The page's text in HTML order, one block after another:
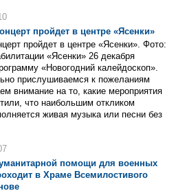
пройдет в центре «Ясенки»
пройдет в центре «Ясенки». Фото:
«Ясенки» 26 декабря
«Новогодний калейдоскоп».
прислушиваемся к пожеланиям
внимание на то, какие мероприятия
что наибольшим откликом
живая музыка или песни без
помощи для военных
в Храме Всемилостивого